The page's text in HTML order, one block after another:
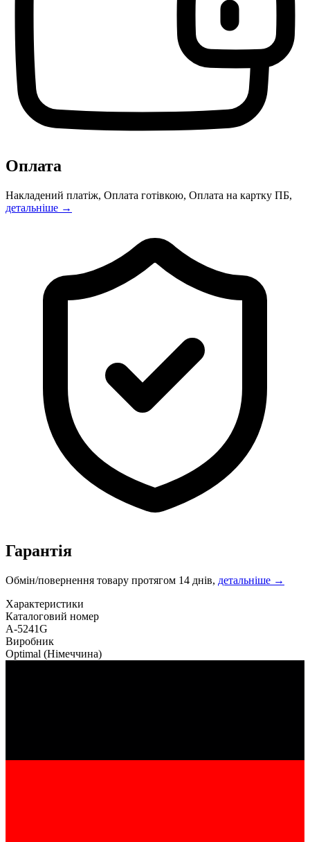
Оплата
Накладений платіж, Оплата готівкою, Оплата на картку ПБ,
детальніше →
Гарантія
Обмін/повернення товару протягом 14 днів, детальніше →
Характеристики
Каталоговий номер
A-5241G
Виробник
Optimal (Німеччина)